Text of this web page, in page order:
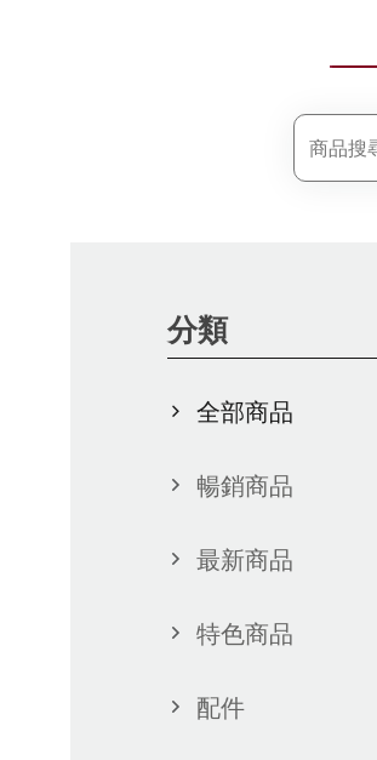
分類
全部商品
暢銷商品
最新商品
特色商品
配件